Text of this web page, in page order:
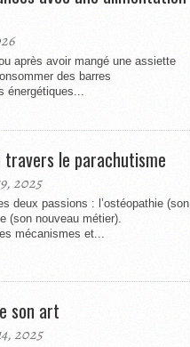
après avoir mangé une assiette
des barres
énergétiques...
travers le parachutisme
2025
deux passions : l’ostéopathie (son
(son nouveau métier).
mécanismes et...
son art
2025